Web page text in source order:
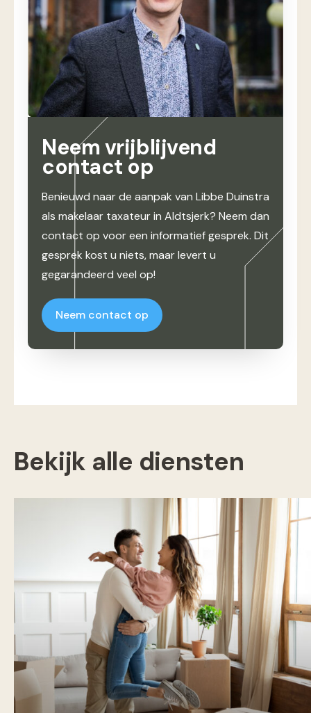
Neem vrijblijvend
contact op
Benieuwd naar de aanpak van Libbe Duinstra
als makelaar taxateur in Aldtsjerk? Neem dan
contact op voor een informatief gesprek. Dit
gesprek kost u niets, maar levert u
gegarandeerd veel op!
Neem contact op
Bekijk alle diensten